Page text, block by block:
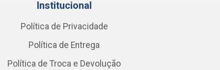
Institucional
Política de Privacidade
Política de Entrega
Política de Troca e Devolução